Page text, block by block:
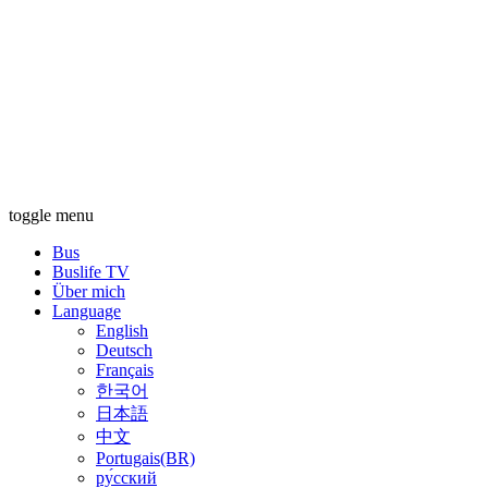
toggle menu
Bus
Buslife TV
Über mich
Language
English
Deutsch
Français
한국어
日本語
中文
Portugais(BR)
ру́сский